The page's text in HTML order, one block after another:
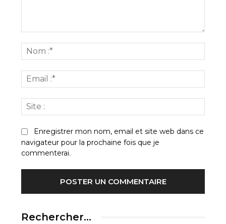
:*
:*
:
Enregistrer mon nom, email et site web dans ce
navigateur pour la prochaine fois que je
commenterai.
Rechercher…